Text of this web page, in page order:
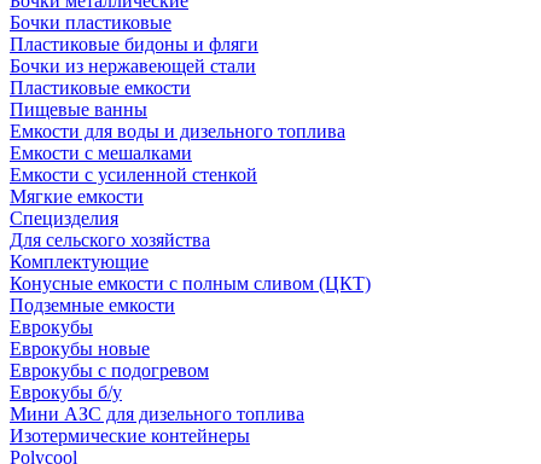
Бочки пластиковые
Пластиковые бидоны и фляги
Бочки из нержавеющей стали
Пластиковые емкости
Пищевые ванны
Емкости для воды и дизельного топлива
Емкости с мешалками
Емкости с усиленной стенкой
Мягкие емкости
Специзделия
Для сельского хозяйства
Комплектующие
Конусные емкости с полным сливом (ЦКТ)
Подземные емкости
Еврокубы
Еврокубы новые
Еврокубы с подогревом
Еврокубы б/у
Мини АЗС для дизельного топлива
Изотермические контейнеры
Polycool